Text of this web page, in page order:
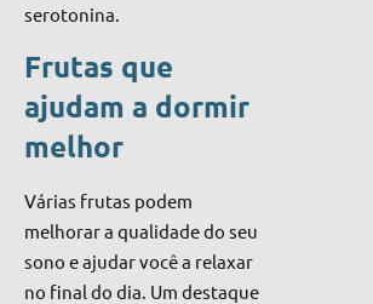
serotonina.
Frutas que
ajudam a dormir
melhor
Várias frutas podem
melhorar a qualidade do seu
sono e ajudar você a relaxar
no final do dia. Um destaque